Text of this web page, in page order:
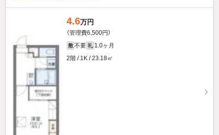
4.6万円
（管理費6,500円）
敷 不要 礼 1.0ヶ月
2階 / 1K / 23.18㎡